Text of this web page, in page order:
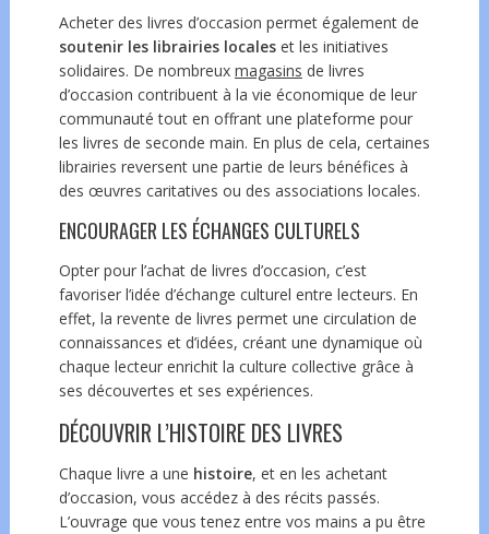
Acheter des livres d’occasion permet également de
soutenir les librairies localeset les initiatives
solidaires. De nombreux magasins de livres
d’occasion contribuent à la vie économique de leur
communauté tout en offrant une plateforme pour
les livres de seconde main. En plus de cela, certaines
librairies reversent une partie de leurs bénéfices à
des œuvres caritatives ou des associations locales.
ENCOURAGER LES ÉCHANGES CULTURELS
Opter pour l’achat de livres d’occasion, c’est
favoriser l’idée d’échange culturel entre lecteurs. En
effet, la revente de livres permet une circulation de
connaissances et d’idées, créant une dynamique où
chaque lecteur enrichit la culture collective grâce à
ses découvertes et ses expériences.
DÉCOUVRIR L’HISTOIRE DES LIVRES
Chaque livre a une histoire, et en les achetant
d’occasion, vous accédez à des récits passés.
L’ouvrage que vous tenez entre vos mains a pu être